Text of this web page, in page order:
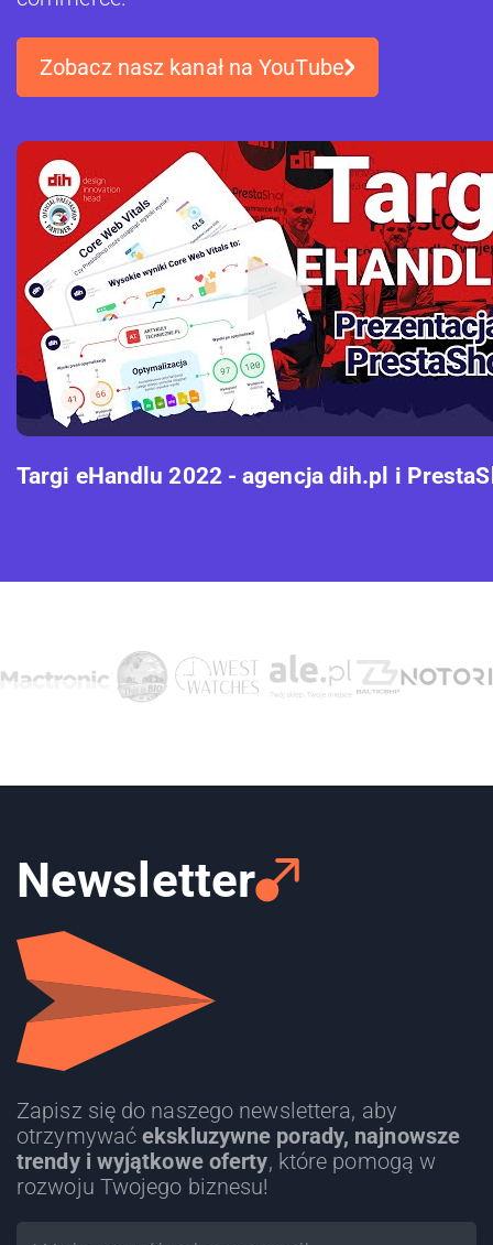
Zobacz nasz kanał na YouTube
Targi eHandlu 2022 - agencja dih.pl i
Newsletter
Zapisz się do naszego newslettera, aby
otrzymywaćekskluzywne porady, najnowsze
trendy i wyjątkowe oferty, które pomogą w
rozwoju Twojego biznesu!